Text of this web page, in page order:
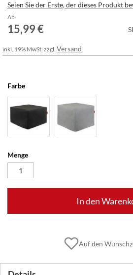
springen
Seien Sie der Erste, der dieses Produkt
Ab
15,99 €
inkl. 19% MwSt. zzgl. Versand
Farbe
Menge
In den
Auf den